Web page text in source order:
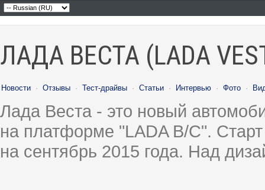
ЛАДА ВЕСТА (LADA
Новости · Отзывы · Тест-драйвы · Статьи · Интервью · Фото ·
Лада Веста - это новый
на платформе "LADA B/C".
на сентябрь 2015 года. Над